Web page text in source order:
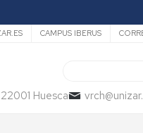
CAMPUS IBERUS
Huesca